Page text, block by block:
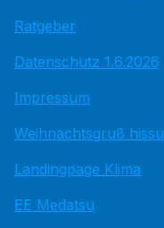
Ratgeber
Datenschutz 1.6.2026
Impressum
Weihnachtsgruß hissu
Landingpage Klima
EE Medatsu